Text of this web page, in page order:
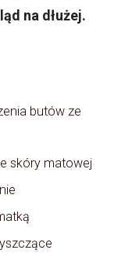
na dłużej.
butów ze
skóry matowej